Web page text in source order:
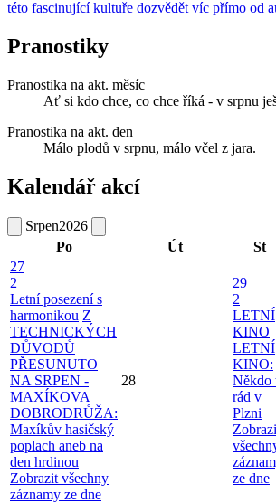
této fascinující kultuře dozvědět víc přímo od
Pranostiky
Pranostika na akt. měsíc
Ať si kdo chce, co chce říká - v srpnu
Pranostika na akt. den
Málo plodů v srpnu, málo včel z jara.
Kalendář akcí
Srpen2026
Po
Út St
27
2
Letní posezení s
harmonikou Z
TECHNICKÝCH
DŮVODŮ
PŘESUNUTO
NA SRPEN -
MAXÍKOVA
DOBRODRŮŽA:
Maxíkův hasičský
poplach aneb na
den hrdinou
Zobrazit všechny
záznamy ze dne
28
29
2
LETNÍ
KINO
LETNÍ
KINO:
Někdo
rád v
Plzni
ze dne